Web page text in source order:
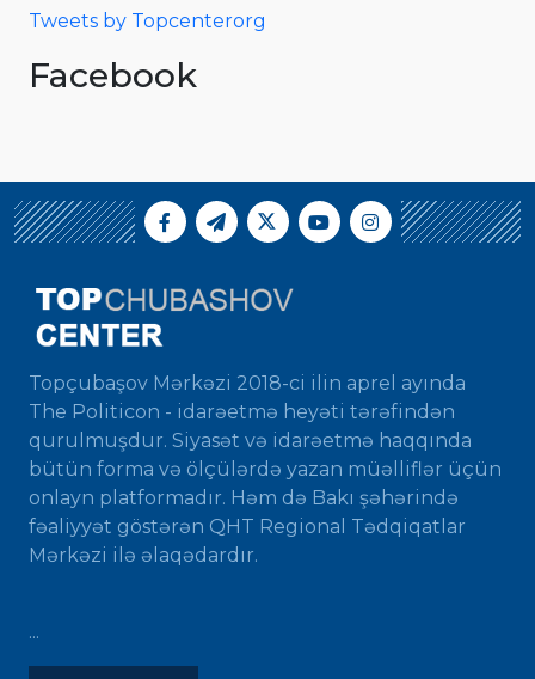
Tweets by Topcenterorg
Facebook
Topçubaşov Mərkəzi 2018-ci ilin aprel ayında
The Politicon - idarəetmə heyəti tərəfindən
qurulmuşdur. Siyasət və idarəetmə haqqında
bütün forma və ölçülərdə yazan müəlliflər üçün
onlayn platformadır. Həm də Bakı şəhərində
fəaliyyət göstərən QHT Regional Tədqiqatlar
Mərkəzi ilə əlaqədardır.
...